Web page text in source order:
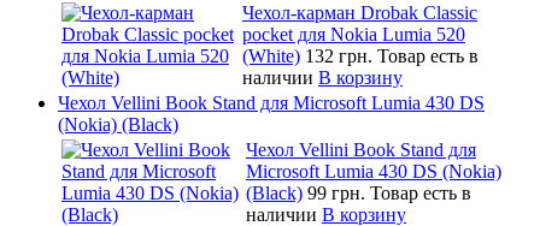
Чехол-карман Drobak Classic
pocket для Nokia Lumia 520
(White) 132 грн. Товар есть в
наличии В корзину
Чехол Vellini Book Stand для Microsoft Lumia 430 DS
(Nokia) (Black)
Чехол Vellini Book Stand для
Microsoft Lumia 430 DS (Nokia)
(Black) 99 грн. Товар есть в
наличии В корзину